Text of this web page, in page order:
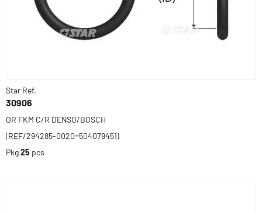
Star Ref.
30906
OR FKM C/R DENSO/BOSCH
(REF/294285-0020=504079451)
Pkg25 pcs